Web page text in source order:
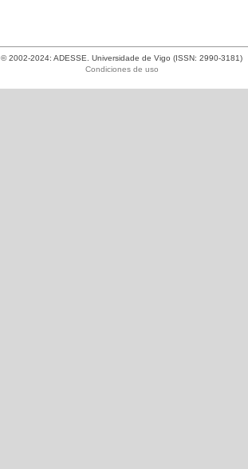
© 2002-2024: ADESSE. Universidade de Vigo (ISSN: 2990-3181)
Condiciones de uso